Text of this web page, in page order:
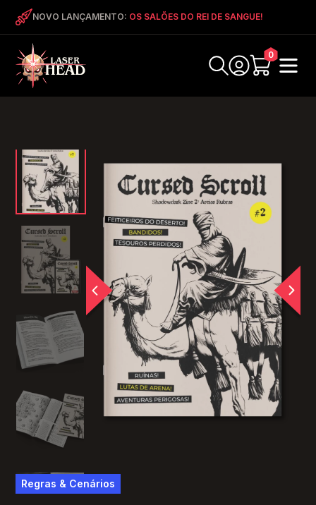
NOVO LANÇAMENTO: OS SALÕES DO REI DE SANGUE!
0
Regras & Cenários